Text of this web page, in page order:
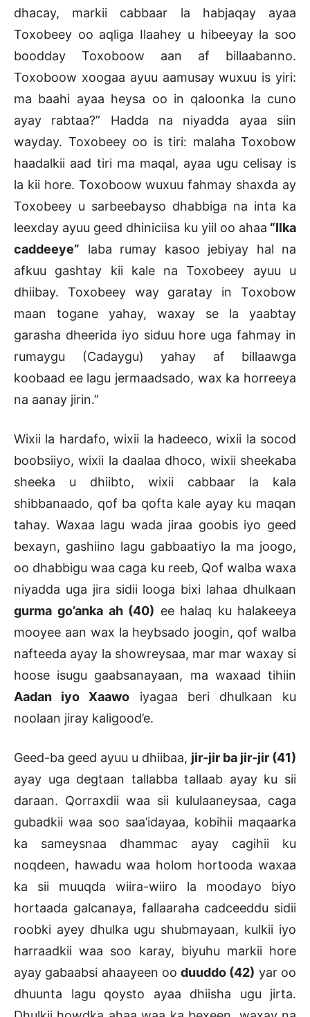
dhacay, markii cabbaar la habjaqay ayaa
Toxobeey oo aqliga Ilaahey u hibeeyay la soo
boodday Toxoboow aan af billaabanno.
Toxoboow xoogaa ayuu aamusay wuxuu is yiri:
ma baahi ayaa heysa oo in qaloonka la cuno
ayay rabtaa?” Hadda na niyadda ayaa siin
wayday. Toxobeey oo is tiri: malaha Toxobow
haadalkii aad tiri ma maqal, ayaa ugu celisay is
la kii hore. Toxoboow wuxuu fahmay shaxda ay
Toxobeey u sarbeebayso dhabbiga na inta ka
leexday ayuu geed dhiniciisa ku yiil oo ahaa “Ilka
caddeeye” laba rumay kasoo jebiyay hal na
afkuu gashtay kii kale na Toxobeey ayuu u
dhiibay. Toxobeey way garatay in Toxobow
maan togane yahay, waxay se la yaabtay
garasha dheerida iyo siduu hore uga fahmay in
rumaygu (Cadaygu) yahay af billaawga
koobaad ee lagu jermaadsado, wax ka horreeya
na aanay jirin.”
Wixii la hardafo, wixii la hadeeco, wixii la socod
boobsiiyo, wixii la daalaa dhoco, wixii sheekaba
sheeka u dhiibto, wixii cabbaar la kala
shibbanaado, qof ba qofta kale ayay ku maqan
tahay. Waxaa lagu wada jiraa goobis iyo geed
bexayn, gashiino lagu gabbaatiyo la ma joogo,
oo dhabbigu waa caga ku reeb, Qof walba waxa
niyadda uga jira sidii looga bixi lahaa dhulkaan
gurma go’anka ah (40) ee halaq ku halakeeya
mooyee aan wax la heybsado joogin, qof walba
nafteeda ayay la showreysaa, mar mar waxay si
hoose isugu gaabsanayaan, ma waxaad tihiin
Aadan iyo Xaawo iyagaa beri dhulkaan ku
noolaan jiray kaligood’e.
Geed-ba geed ayuu u dhiibaa, jir-jir ba jir-jir (41)
ayay uga degtaan tallabba tallaab ayay ku sii
daraan. Qorraxdii waa sii kululaaneysaa, caga
gubadkii waa soo saa’idayaa, kobihii maqaarka
ka sameysnaa dhammac ayay cagihii ku
noqdeen, hawadu waa holom hortooda waxaa
ka sii muuqda wiira-wiiro la moodayo biyo
hortaada galcanaya, fallaaraha cadceeddu sidii
roobki ayey dhulka ugu shubmayaan, kulkii iyo
harraadkii waa soo karay, biyuhu markii hore
ayay gabaabsi ahaayeen ooduuddo (42) yar oo
dhuunta lagu qoysto ayaa dhiisha ugu jirta.